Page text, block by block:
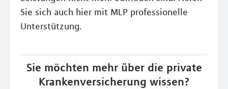
Sie sich auch hier mit MLP professionelle
Unterstützung.
Sie möchten mehr über die private
Krankenversicherung wissen?